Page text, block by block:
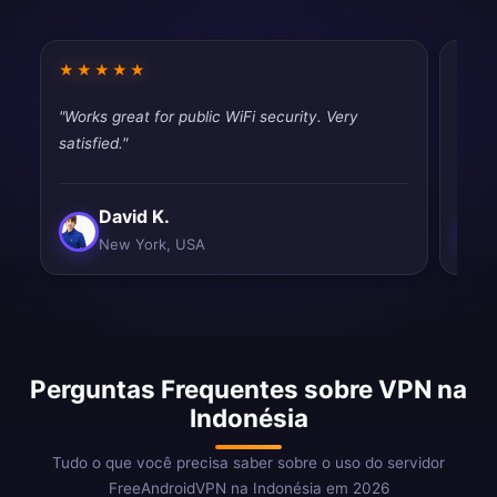
★★★★★
"Works great for public WiFi security. Very
satisfied."
David K.
New York, USA
Perguntas Frequentes sobre VPN na
Indonésia
Tudo o que você precisa saber sobre o uso do servidor
FreeAndroidVPN na Indonésia em 2026